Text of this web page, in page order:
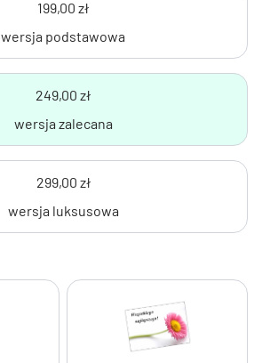
199,00 zł
wersja podstawowa
249,00 zł
wersja zalecana
299,00 zł
wersja luksusowa